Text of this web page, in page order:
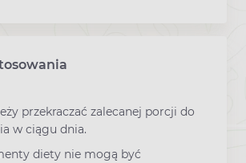
przekraczać zalecanej porcji do
w ciągu dnia.
diety nie mogą być